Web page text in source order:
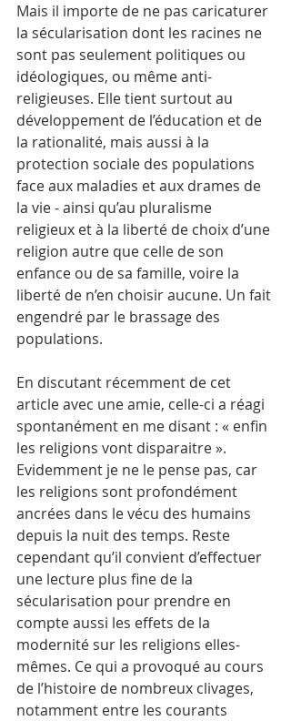
Mais il importe de ne pas caricaturer
la sécularisation dont les racines ne
sont pas seulement politiques ou
idéologiques, ou même anti-
religieuses. Elle tient surtout au
développement de l’éducation et de
la rationalité, mais aussi à la
protection sociale des populations
face aux maladies et aux drames de
la vie - ainsi qu’au pluralisme
religieux et à la liberté de choix d’une
religion autre que celle de son
enfance ou de sa famille, voire la
liberté de n’en choisir aucune. Un fait
engendré par le brassage des
populations.
En discutant récemment de cet
article avec une amie, celle-ci a réagi
spontanément en me disant : « enfin
les religions vont disparaitre ».
Evidemment je ne le pense pas, car
les religions sont profondément
ancrées dans le vécu des humains
depuis la nuit des temps. Reste
cependant qu’il convient d’effectuer
une lecture plus fine de la
sécularisation pour prendre en
compte aussi les effets de la
modernité sur les religions elles-
mêmes. Ce qui a provoqué au cours
de l’histoire de nombreux clivages,
notamment entre les courants